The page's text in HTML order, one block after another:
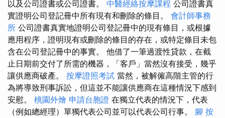
以及公司證書或公司證書。 中醫經絡按摩課程 公司證書真
實證明公司登記冊中所有現有和刪除的條目。 會計師事務
所 公司證書真實地證明公司登記冊中的現有條目，或根據
應用程序，證明現有或刪除的條目的存在，或特定條目未包
含在公司登記冊中的事實。 他借了一筆過渡性貸款，在截
止日期前交付了所需的機器，「客戶」當然沒有接受，幾乎
讓供應商破產。 按摩證照考試 當然，被解僱高階主管的行
為將導致刑事訴訟，但這並不能讓供應商在這種情況下感到
安慰。 桃園外燴 申請台胞證 在獨立代表的情況下，代表
（例如總經理）單獨代表公司並可以代表公司行事。 腳 按